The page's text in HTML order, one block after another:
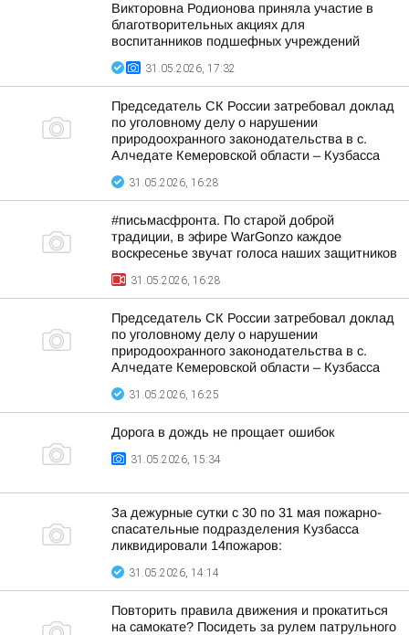
Викторовна Родионова приняла участие в
благотворительных акциях для
воспитанников подшефных учреждений
31.05.2026, 17:32
Председатель СК России затребовал доклад
по уголовному делу о нарушении
природоохранного законодательства в с.
Алчедате Кемеровской области – Кузбасса
31.05.2026, 16:28
#письмасфронта. По старой доброй
традиции, в эфире WarGonzo каждое
воскресенье звучат голоса наших защитников
31.05.2026, 16:28
Председатель СК России затребовал доклад
по уголовному делу о нарушении
природоохранного законодательства в с.
Алчедате Кемеровской области – Кузбасса
31.05.2026, 16:25
Дорога в дождь не прощает ошибок
31.05.2026, 15:34
За дежурные сутки с 30 по 31 мая пожарно-
спасательные подразделения Кузбасса
ликвидировали 14пожаров:
31.05.2026, 14:14
Повторить правила движения и прокатиться
на самокате? Посидеть за рулем патрульного